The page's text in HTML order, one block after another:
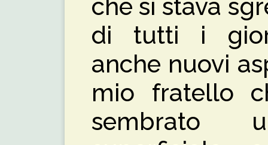
che si stava
di tutti i
anche nuovi
mio fratello
sembrato